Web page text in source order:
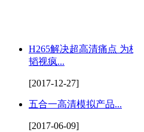
H265解决超高清痛点 为杭州
韬视疯...
[2017-12-27]
五合一高清模拟产品...
[2017-06-09]